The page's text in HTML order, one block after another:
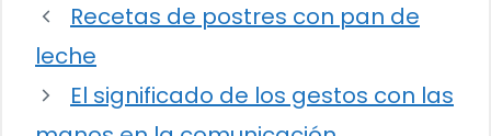
Recetas de postres con pan de
leche
El significado de los gestos con las